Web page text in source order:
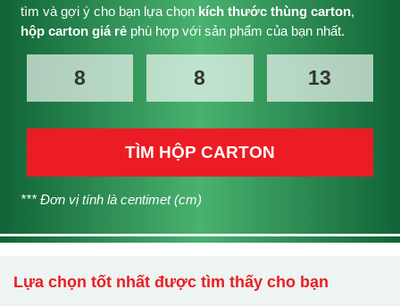
tìm và gợi ý cho bạn lựa chọn kích thước thùng carton,
hộp carton giá rẻphù hợp với sản phẩm của bạn nhất.
TÌM HỘP CARTON
*** Đơn vị tính là centimet (cm)
Lựa chọn tốt nhất được tìm thấy cho bạn